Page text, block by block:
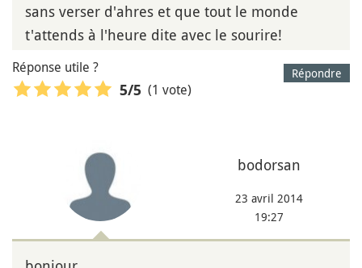
sans verser d'ahres et que tout le monde
t'attends à l'heure dite avec le sourire!
Répondre
Réponse utile ?
5/5 (1 vote)
bodorsan
23 avril 2014
19:27